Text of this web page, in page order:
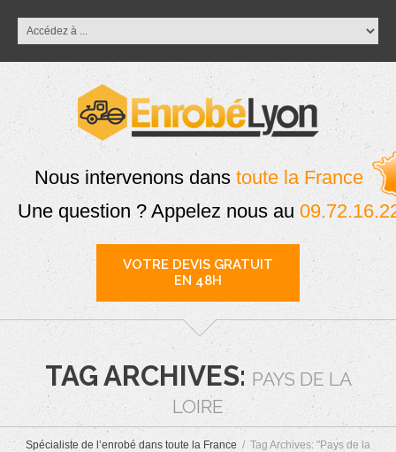
Nous intervenons dans toute la France
Une question ? Appelez nous au
VOTRE DEVIS GRATUIT
EN 48H
TAG ARCHIVES: PAYS DE LA
LOIRE
Spécialiste de l’enrobé dans toute la France
Tag Archives: "Pays de la